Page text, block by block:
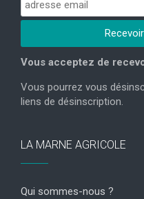
Vous acceptez de
Vous pourrez vous
liens de désinscription.
LA MARNE AGRICOLE
Qui sommes-nous ?